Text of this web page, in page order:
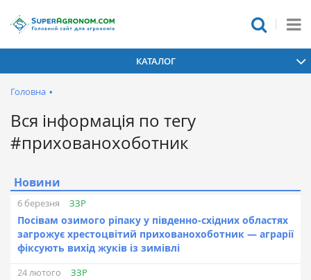
КАТАЛОГ
Головна •
Вся інформація по тегу
#прихованохоботник
Новини
6 березня ЗЗР
Посівам озимого ріпаку у південно-східних областях
загрожує хрестоцвітий прихованохоботник — аграрії
фіксують вихід жуків із зимівлі
24 лютого ЗЗР